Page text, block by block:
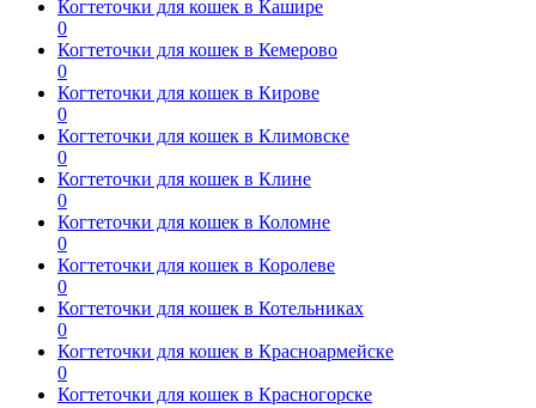
Когтеточки для кошек в Кашире
0
Когтеточки для кошек в Кемерово
0
Когтеточки для кошек в Кирове
0
Когтеточки для кошек в Климовске
0
Когтеточки для кошек в Клине
0
Когтеточки для кошек в Коломне
0
Когтеточки для кошек в Королеве
0
Когтеточки для кошек в Котельниках
0
Когтеточки для кошек в Красноармейске
0
Когтеточки для кошек в Красногорске